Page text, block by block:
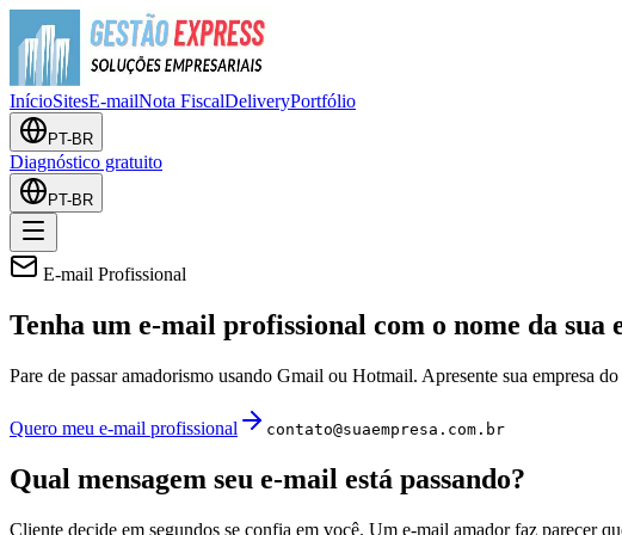
InícioSitesE-mailNota FiscalDeliveryPortfólio
PT-BR
Diagnóstico gratuito
PT-BR
E-mail Profissional
Tenha um e-mail profissional com o nome da sua
Pare de passar amadorismo usando Gmail ou Hotmail. Apresente sua empresa
Quero meu e-mail profissional contato@suaempresa .com.br
Qual mensagem seu e-mail está passando?
Cliente decide em segundos se confia em você. Um e-mail amador faz parecer